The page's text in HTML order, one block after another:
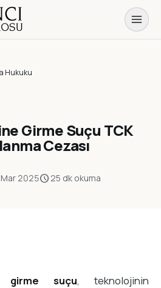
Hukuku
Girme Suçu TCK
Cezası
2025schedule25 dk okuma
girme suçu, teknolojinin